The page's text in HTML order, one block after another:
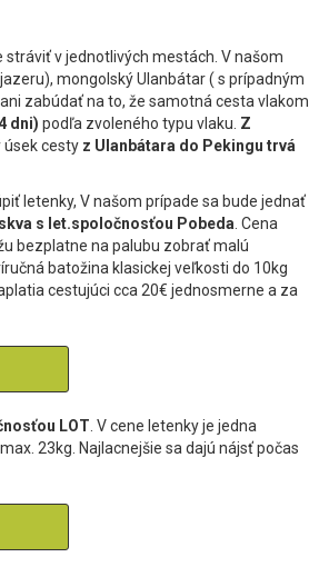
v jednotlivých mestách. V našom
mongolský Ulanbátar ( s prípadným
zabúdať na to, že samotná cesta vlakom
dni) podľa zvoleného typu vlaku. Z
úsek cesty z Ulanbátara do Pekingu trvá
letenky, V našom prípade sa bude jednať
s let.spoločnosťou Pobeda . Cena
bezplatne na palubu zobrať malú
batožina klasickej veľkosti do 10kg
cestujúci cca 20€ jednosmerne a za
LOT V cene letenky je jedna
23kg. Najlacnejšie sa dajú nájsť počas